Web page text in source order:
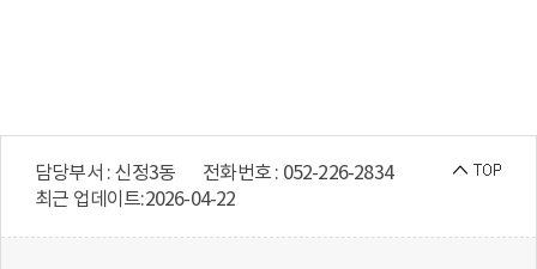
담당부서 : 신정3동
전화번호 : 052-226-2834
최근 업데이트:2026-04-22